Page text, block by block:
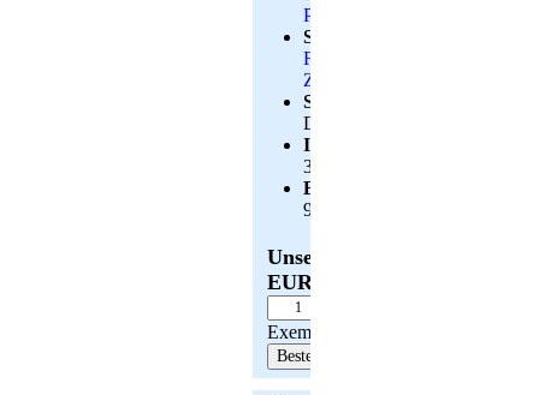
Photographie
Schlagwörter:
Fotomontage
Zeitschriften
Sprache:
Deutsch
ISBN:
3570192016
Bestellnummer:
98782BB
Unser Preis:
EUR 25,--
Exemplar(e)